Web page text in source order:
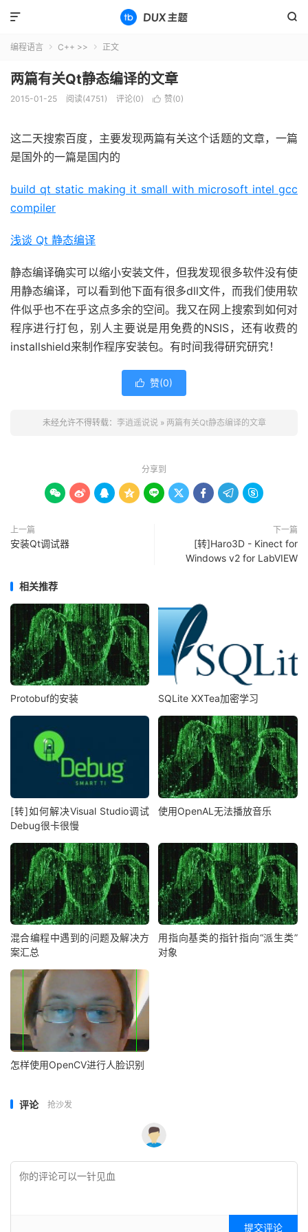


编程语言  C++ >>  正文
两篇有关Qt静态编译的文章
2015-01-25 阅读(4751) 评论(0)  赞(0)
这二天搜索百度，主要发现两篇有关这个话题的文章，一篇
是国外的一篇是国内的
build qt static making it small with microsoft intel gcc
compiler
浅谈 Qt 静态编译
静态编译确实可以缩小安装文件，但我发现很多软件没有使
用静态编译，可以看到他下面有很多dll文件，而我们使用软
件似乎也不在乎这点多余的空间。我又在网上搜索到如何对
程序进行打包，别人主要说是用免费的NSIS，还有收费的
installshield来制作程序安装包。有时间我得研究研究！
 赞(0)
未经允许不得转载： 李逍遥说说» 两篇有关Qt静态编译的文章
分享到
        
上一篇
安装Qt调试器
下一篇
[转]Haro3D - Kinect for
Windows v2 for LabVIEW
相关推荐
Protobuf的安装 SQLite XXTea加密学习
[转]如何解决Visual Studio调试
Debug很卡很慢
使用OpenAL无法播放音乐
混合编程中遇到的问题及解决方
案汇总
用指向基类的指针指向“派生类”
对象
怎样使用OpenCV进行人脸识别
评论 抢沙发
提交评论